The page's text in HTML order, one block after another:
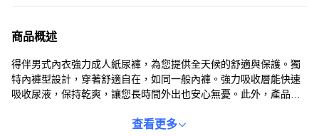
商品概述
得伴男式內衣強力成人紙尿褲，為您提供全天候的舒適與保護。獨
特內褲型設計，穿著舒適自在，如同一般內褲。強力吸收層能快速
吸收尿液，保持乾爽，讓您長時間外出也安心無憂。此外，產品具
查看更多